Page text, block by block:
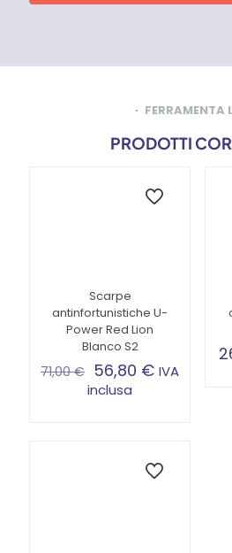
FERRAMENTA
PRODOTTI
Scarpe
antinfortunistiche U-
Power Red Lion
Blanco S2
71,00€ 56,80 € IVA
inclusa
varianti.